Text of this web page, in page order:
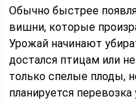
Обычно быстрее
вишни, которые
Урожай начинают
достался птицам или
только спелые плоды,
планируется